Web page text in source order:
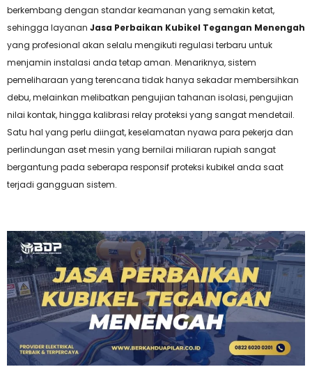
berkembang dengan standar keamanan yang semakin ketat,
sehingga layanan Jasa Perbaikan Kubikel Tegangan Menengah
yang profesional akan selalu mengikuti regulasi terbaru untuk
menjamin instalasi anda tetap aman. Menariknya, sistem
pemeliharaan yang terencana tidak hanya sekadar membersihkan
debu, melainkan melibatkan pengujian tahanan isolasi, pengujian
nilai kontak, hingga kalibrasi relay proteksi yang sangat mendetail.
Satu hal yang perlu diingat, keselamatan nyawa para pekerja dan
perlindungan aset mesin yang bernilai miliaran rupiah sangat
bergantung pada seberapa responsif proteksi kubikel anda saat
terjadi gangguan sistem.